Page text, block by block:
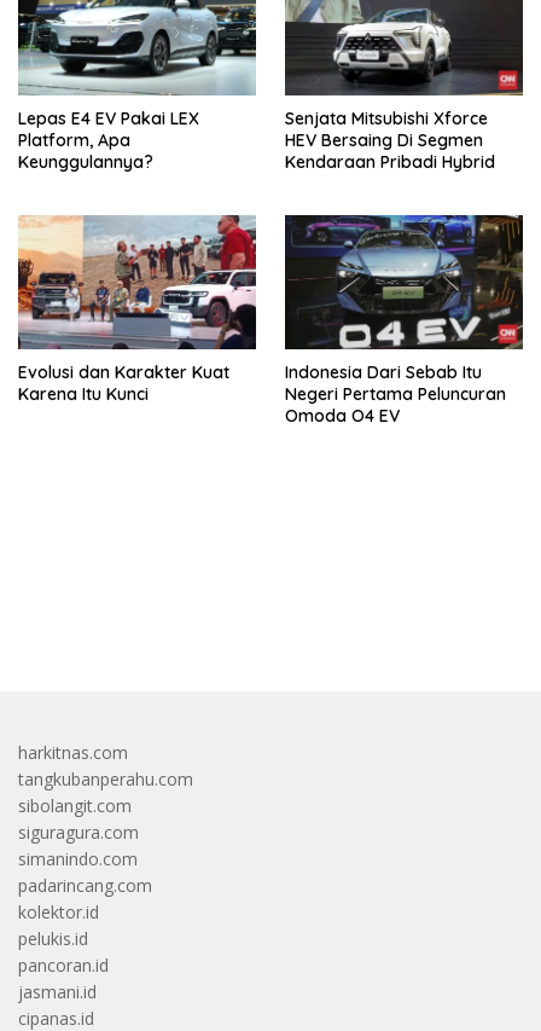
Lepas E4 EV Pakai LEX
Platform, Apa
Keunggulannya?
Senjata Mitsubishi Xforce
HEV Bersaing Di Segmen
Kendaraan Pribadi Hybrid
Evolusi dan Karakter Kuat
Karena Itu Kunci
Indonesia Dari Sebab Itu
Negeri Pertama Peluncuran
Omoda O4 EV
harkitnas.com
tangkubanperahu.com
sibolangit.com
siguragura.com
simanindo.com
padarincang.com
kolektor.id
pelukis.id
pancoran.id
jasmani.id
cipanas.id